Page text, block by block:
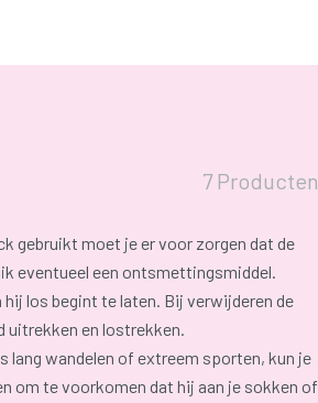
7 Producten
gebruikt moet je er voor zorgen dat de
eventueel een ontsmettingsmiddel.
los begint te laten. Bij verwijderen de
uitrekken en lostrekken.
lang wandelen of extreem sporten, kun je
om te voorkomen dat hij aan je sokken of